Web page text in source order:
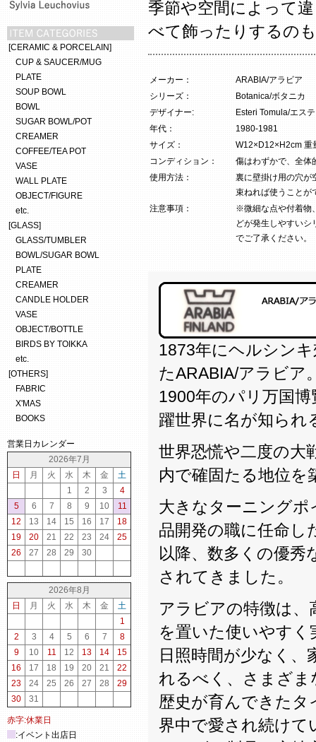
季節や空間によって
べて飾ったりするの
メーカー：
ARABIA/アラビア
シリーズ：
Botanica/ボタニカ
デザイナー:
Esteri Tomula/エス
年代：
1980-1981
サイズ：
W12×D12×H2cm 重
コンディション：
傷はわずかで、全体
使用方法：
裏に壁掛け用の穴が
束ねれば使うことが
注意事項：
※微細な点や付着物
どが発生しやすいシ
でご了承ください。
1873年にヘルシン
たARABIA/アラビア
1900年のパリ万国
躍世界に名が知ら
世界恐慌や二度の大
内で確固たる地位を
大きなターニングポ
品開発の職に任命し
以降、数多くの優
されてきました。
アラビアの特徴は、
を置いた使いやす
日照時間が少なく
れるべく、さまざ
歴史が育んできた
界中で愛され続けて
[CERAMIC & PORCELAIN]
CUP & SAUCER/MUG
PLATE
SOUP BOWL
BOWL
SUGAR BOWL/POT
CREAMER
COFFEE/TEA POT
VASE
WALL PLATE
OBJECT/FIGURE
etc.
[GLASS]
GLASS/TUMBLER
BOWL/SUGAR BOWL
PLATE
CREAMER
CANDLE HOLDER
VASE
OBJECT/BOTTLE
BIRDS BY TOIKKA
etc.
[OTHERS]
FABRIC
X'MAS
BOOKS
営業日カレンダー
2026年7月
日
月 火 水 木 金
土
1
2 3
4
5
6 7 8 9 10
11
12
13 14 15 16 17
18
19
20 21 22 23 24
25
26
27 28 29 30
2026年8月
日
月 火 水 木 金
土
1
2
3 4 5 6 7
8
9
10 11 12 13 14
15
16
17 18 19 20 21
22
23
24 25 26 27 28
29
30
31
赤字:休業日
:イベント出店日